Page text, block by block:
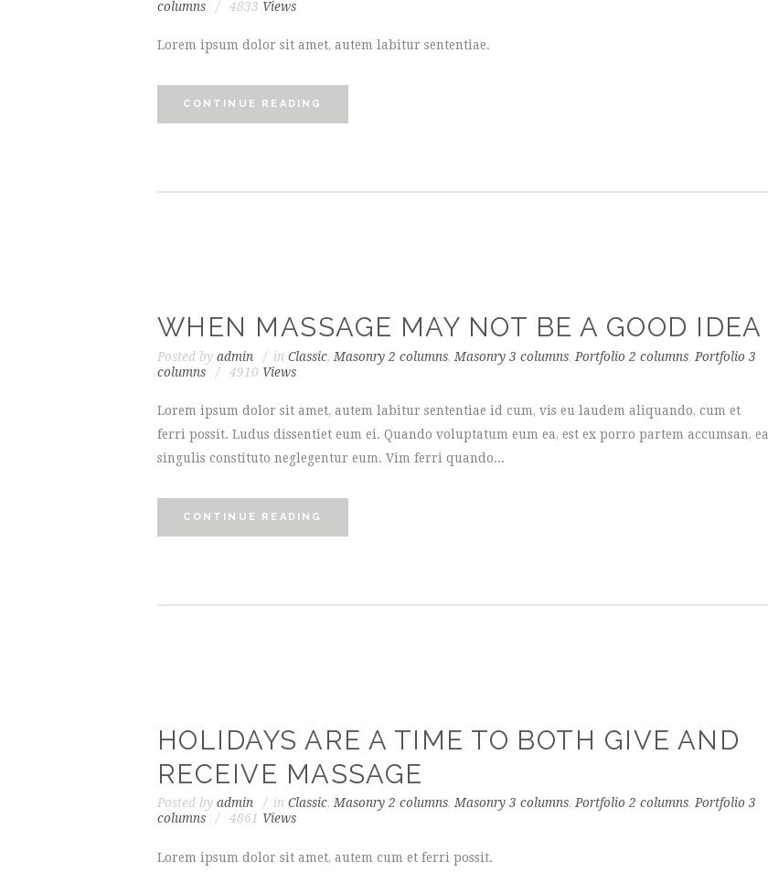
columns
4833 Views
Lorem ipsum dolor sit amet, autem labitur sententiae.
CONTINUE READING
WHEN MASSAGE MAY NOT BE A GOOD IDEA
Posted by admin in Classic, Masonry 2 columns, Masonry 3 columns, Portfolio 2 columns, Portfolio 3
columns
4910 Views
Lorem ipsum dolor sit amet, autem labitur sententiae id cum, vis eu laudem aliquando, cum et
ferri possit. Ludus dissentiet eum ei. Quando voluptatum eum ea, est ex porro partem accumsan, ea
singulis constituto neglegentur eum. Vim ferri quando...
CONTINUE READING
HOLIDAYS ARE A TIME TO BOTH GIVE AND
RECEIVE MASSAGE
Posted by admin in Classic,Masonry 2 columns,Masonry 3 columns,Portfolio 2 columns,Portfolio 3
columns
4861 Views
Lorem ipsum dolor sit amet, autem cum et ferri possit.